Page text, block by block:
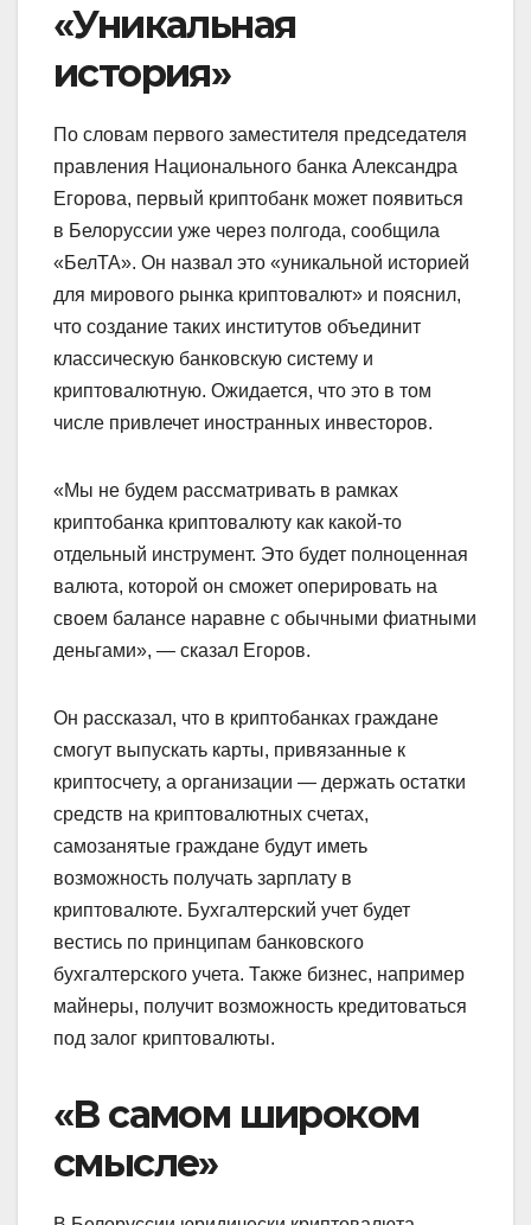
«Уникальная
история»
По словам первого заместителя председателя
правления Национального банка Александра
Егорова, первый криптобанк может появиться
в Белоруссии уже через полгода, сообщила
«БелТА». Он назвал это «уникальной историей
для мирового рынка криптовалют» и пояснил,
что создание таких институтов объединит
классическую банковскую систему и
криптовалютную. Ожидается, что это в том
числе привлечет иностранных инвесторов.
«Мы не будем рассматривать в рамках
криптобанка криптовалюту как какой-то
отдельный инструмент. Это будет полноценная
валюта, которой он сможет оперировать на
своем балансе наравне с обычными фиатными
деньгами», — сказал Егоров.
Он рассказал, что в криптобанках граждане
смогут выпускать карты, привязанные к
криптосчету, а организации — держать остатки
средств на криптовалютных счетах,
самозанятые граждане будут иметь
возможность получать зарплату в
криптовалюте. Бухгалтерский учет будет
вестись по принципам банковского
бухгалтерского учета. Также бизнес, например
майнеры, получит возможность кредитоваться
под залог криптовалюты.
«В самом широком
смысле»